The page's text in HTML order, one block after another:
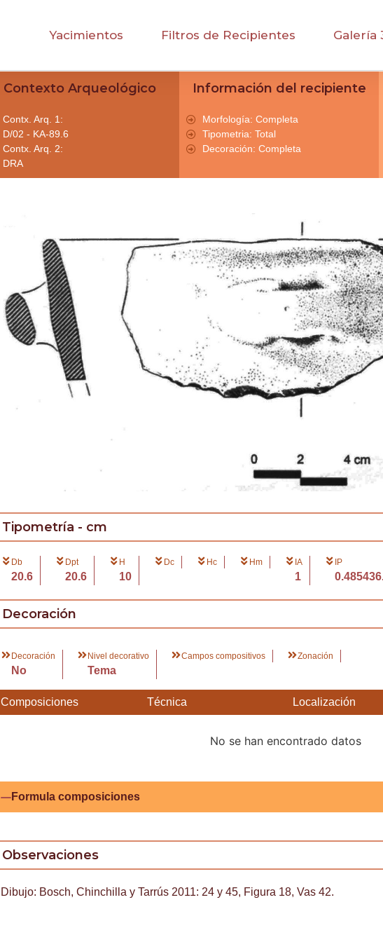
Yacimientos Filtros de Recipientes Galería
Contexto Arqueológico
Contx. Arq. 1:
D/02 - KA-89.6
Contx. Arq. 2:
DRA
Información del recipiente
Morfología: Completa
Tipometria: Total
Decoración: Completa
Tipometría - cm
Db
20.6
Dpt
20.6
H
10
Dc Hc Hm IA
1
IP
Decoración
Decoración
No
Nivel decorativo
Tema
Campos compositivos Zonación
Composiciones Técnica Localización
No se han encontrado datos
Formula composiciones
Observaciones
Dibujo: Bosch, Chinchilla y Tarrús 2011: 24 y 45, Figura 18, Vas 42.